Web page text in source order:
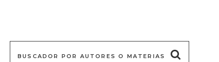
BUSCADOR POR AUTORES O MATERIAS